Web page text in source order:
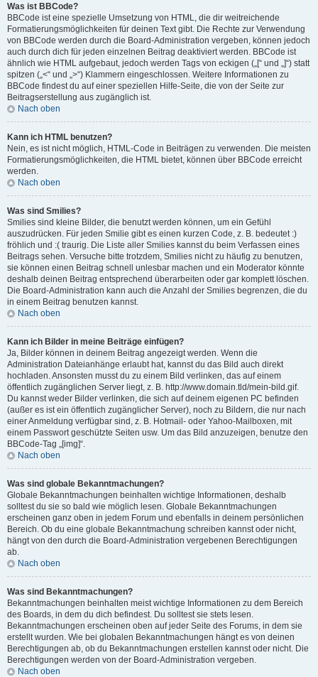
Was ist BBCode?
BBCode ist eine spezielle Umsetzung von HTML, die dir weitreichende
Formatierungsmöglichkeiten für deinen Text gibt. Die Rechte zur Verwendung
von BBCode werden durch die Board-Administration vergeben, können jedoch
auch durch dich für jeden einzelnen Beitrag deaktiviert werden. BBCode ist
ähnlich wie HTML aufgebaut, jedoch werden Tags von eckigen („[“ und „]“) statt
spitzen („<“ und „>“) Klammern eingeschlossen. Weitere Informationen zu
BBCode findest du auf einer speziellen Hilfe-Seite, die von der Seite zur
Beitragserstellung aus zugänglich ist.
Nach oben
Kann ich HTML benutzen?
Nein, es ist nicht möglich, HTML-Code in Beiträgen zu verwenden. Die meisten
Formatierungsmöglichkeiten, die HTML bietet, können über BBCode erreicht
werden.
Nach oben
Was sind Smilies?
Smilies sind kleine Bilder, die benutzt werden können, um ein Gefühl
auszudrücken. Für jeden Smilie gibt es einen kurzen Code, z. B. bedeutet :)
fröhlich und :( traurig. Die Liste aller Smilies kannst du beim Verfassen eines
Beitrags sehen. Versuche bitte trotzdem, Smilies nicht zu häufig zu benutzen,
sie können einen Beitrag schnell unlesbar machen und ein Moderator könnte
deshalb deinen Beitrag entsprechend überarbeiten oder gar komplett löschen.
Die Board-Administration kann auch die Anzahl der Smilies begrenzen, die du
in einem Beitrag benutzen kannst.
Nach oben
Kann ich Bilder in meine Beiträge einfügen?
Ja, Bilder können in deinem Beitrag angezeigt werden. Wenn die
Administration Dateianhänge erlaubt hat, kannst du das Bild auch direkt
hochladen. Ansonsten musst du zu einem Bild verlinken, das auf einem
öffentlich zugänglichen Server liegt, z. B. http://www.domain.tld/mein-bild.gif.
Du kannst weder Bilder verlinken, die sich auf deinem eigenen PC befinden
(außer es ist ein öffentlich zugänglicher Server), noch zu Bildern, die nur nach
einer Anmeldung verfügbar sind, z. B. Hotmail- oder Yahoo-Mailboxen, mit
einem Passwort geschützte Seiten usw. Um das Bild anzuzeigen, benutze den
BBCode-Tag „[img]“.
Nach oben
Was sind globale Bekanntmachungen?
Globale Bekanntmachungen beinhalten wichtige Informationen, deshalb
solltest du sie so bald wie möglich lesen. Globale Bekanntmachungen
erscheinen ganz oben in jedem Forum und ebenfalls in deinem persönlichen
Bereich. Ob du eine globale Bekanntmachung schreiben kannst oder nicht,
hängt von den durch die Board-Administration vergebenen Berechtigungen
ab.
Nach oben
Was sind Bekanntmachungen?
Bekanntmachungen beinhalten meist wichtige Informationen zu dem Bereich
des Boards, in dem du dich befindest. Du solltest sie stets lesen.
Bekanntmachungen erscheinen oben auf jeder Seite des Forums, in dem sie
erstellt wurden. Wie bei globalen Bekanntmachungen hängt es von deinen
Berechtigungen ab, ob du Bekanntmachungen erstellen kannst oder nicht. Die
Berechtigungen werden von der Board-Administration vergeben.
Nach oben